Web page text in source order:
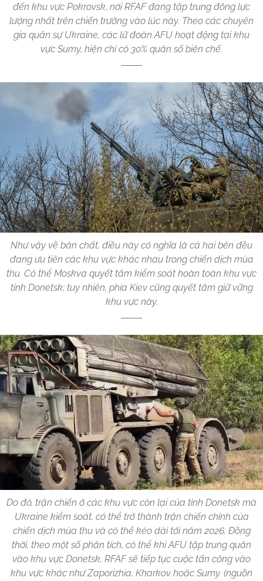
đến khu vực Pokrovsk, nơi RFAF đang tập trung đông lực
lượng nhất trên chiến trường vào lúc này. Theo các chuyên
gia quân sự Ukraine, các lữ đoàn AFU hoạt động tại khu
vực Sumy, hiện chỉ có 30% quân số biên chế.
Như vậy về bản chất, điều này có nghĩa là cả hai bên đều
đang ưu tiên các khu vực khác nhau trong chiến dịch mùa
thu. Có thể Moskva quyết tâm kiểm soát hoàn toàn khu vực
tỉnh Donetsk; tuy nhiên, phía Kiev cũng quyết tâm giữ vững
khu vực này.
Do đó, trận chiến ở các khu vực còn lại của tỉnh Donetsk mà
Ukraine kiểm soát, có thể trở thành trận chiến chính của
chiến dịch mùa thu và có thể kéo dài tới năm 2026. Đồng
thời, theo một số phân tích, có thể khi AFU tập trung quân
vào khu vực Donetsk, RFAF sẽ tiếp tục cuộc tấn công vào
khu vực khác như Zaporizhia, Kharkov hoặc Sumy. (nguồn